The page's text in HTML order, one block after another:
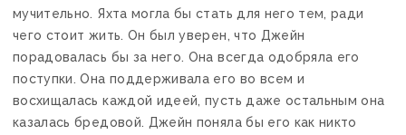
мучительно. Яхта могла бы стать для него тем, ради
чего стоит жить. Он был уверен, что Джейн
порадовалась бы за него. Она всегда одобряла его
поступки. Она поддерживала его во всем и
восхищалась каждой идеей, пусть даже остальным она
казалась бредовой. Джейн поняла бы его как никто